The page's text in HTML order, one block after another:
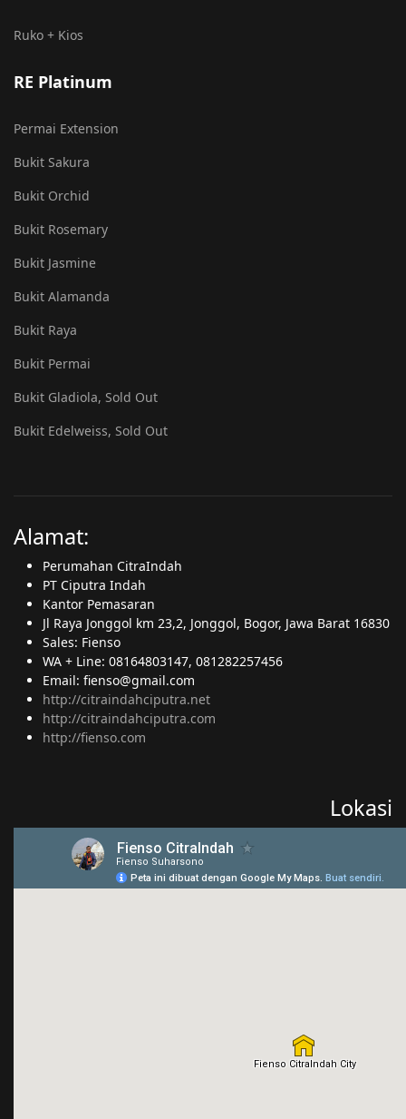
Ruko + Kios
RE Platinum
Permai Extension
Bukit Sakura
Bukit Orchid
Bukit Rosemary
Bukit Jasmine
Bukit Alamanda
Bukit Raya
Bukit Permai
Bukit Gladiola, Sold Out
Bukit Edelweiss, Sold Out
Alamat:
Perumahan CitraIndah
PT Ciputra Indah
Kantor Pemasaran
Jl Raya Jonggol km 23,2, Jonggol, Bogor, Jawa Barat 16830
Sales: Fienso
WA + Line: 08164803147, 081282257456
Email: fienso@gmail.com
http://citraindahciputra.net
http://citraindahciputra.com
http://fienso.com
Lokasi